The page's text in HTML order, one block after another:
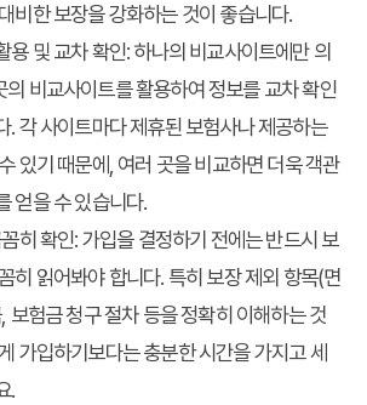
비한 보장을 강화하는 것이 좋습니다.
용 및 교차 확인: 하나의 비교사이트에만 의
비교사이트를 활용하여 정보를 교차 확인
. 각 사이트마다 제휴된 보험사나 제공하는
있기 때문에, 여러 곳을 비교하면 더욱 객관
얻을 수 있습니다.
히 확인: 가입을 결정하기 전에는 반드시 보
히 읽어봐야 합니다. 특히 보장 제외 항목(면
보험금 청구 절차 등을 정확히 이해하는 것
가입하기보다는 충분한 시간을 가지고 세
.